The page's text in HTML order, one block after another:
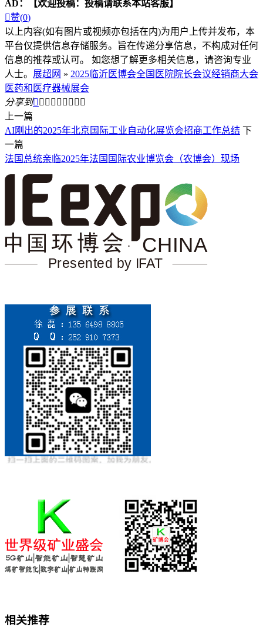
AD：
【欢迎投稿：投稿请联系本站客服】
赞(0)
以上内容(如有图片或视频亦包括在内)为用户上传并发布，本
平台仅提供信息存储服务。旨在传递分享信息，不构成对任何
信息的推荐或认可。 如您想了解更多相关信息，请咨询专业
人士。 展超网 » 2025临沂医博会全国医院院长会议经销商大会
医药和医疗器械展会
分享到        
上一篇
AI刚出的2025年北京国际工业自动化展览会招商工作总结 下
一篇
法国总统亲临2025年法国国际农业博览会（农博会）现场
相关推荐